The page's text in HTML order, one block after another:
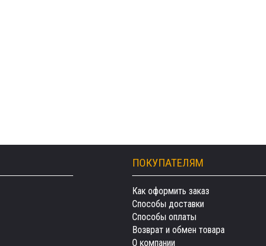
ПОКУПАТЕЛЯМ
Как оформить заказ
Способы доставки
Способы оплаты
Возврат и обмен товара
О компании